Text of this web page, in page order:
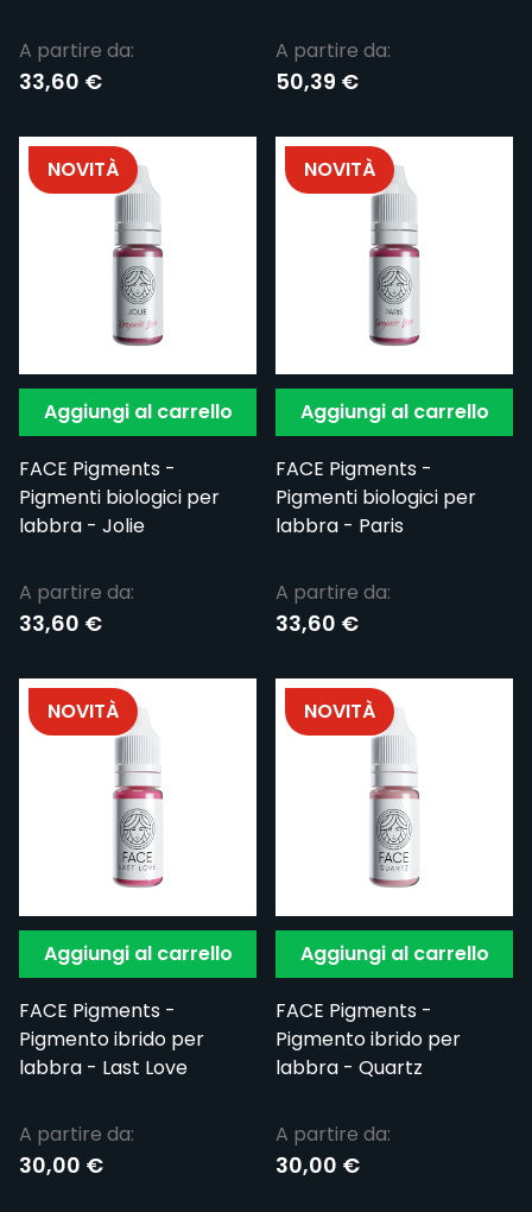
A partire da:
33,60 €
A partire da:
50,39 €
Aggiungi al carrello
FACE Pigments -
Pigmenti biologici per
labbra - Jolie
NOVITÀ
A partire da:
33,60 €
Aggiungi al carrello
FACE Pigments -
Pigmenti biologici per
labbra - Paris
NOVITÀ
A partire da:
33,60 €
Aggiungi al carrello
FACE Pigments -
Pigmento ibrido per
labbra - Last Love
NOVITÀ
A partire da:
30,00 €
Aggiungi al carrello
FACE Pigments -
Pigmento ibrido per
labbra - Quartz
NOVITÀ
A partire da:
30,00 €